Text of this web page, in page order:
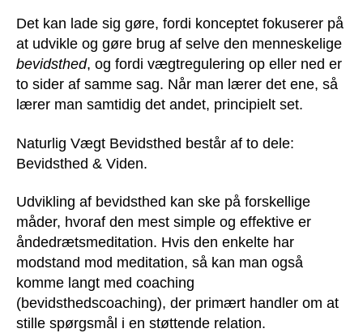
Det kan lade sig gøre, fordi konceptet fokuserer på
at udvikle og gøre brug af selve den menneskelige
bevidsthed, og fordi vægtregulering op eller ned er
to sider af samme sag. Når man lærer det ene, så
lærer man samtidig det andet, principielt set.
Naturlig Vægt Bevidsthed består af to dele:
Bevidsthed & Viden.
Udvikling af bevidsthed kan ske på forskellige
måder, hvoraf den mest simple og effektive er
åndedrætsmeditation. Hvis den enkelte har
modstand mod meditation, så kan man også
komme langt med coaching
(bevidsthedscoaching), der primært handler om at
stille spørgsmål i en støttende relation.